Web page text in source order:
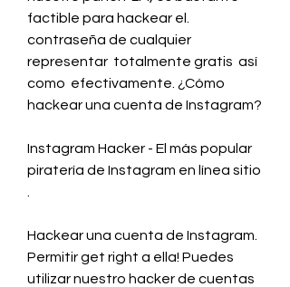
factible para hackear el.
contraseña de cualquier
representar  totalmente gratis  así
como  efectivamente. ¿Cómo
hackear una cuenta de Instagram?
Instagram Hacker - El más popular
piratería de Instagram en línea sitio
Hackear una cuenta de Instagram.
Permitir get right a ella! Puedes
utilizar nuestro hacker de cuentas